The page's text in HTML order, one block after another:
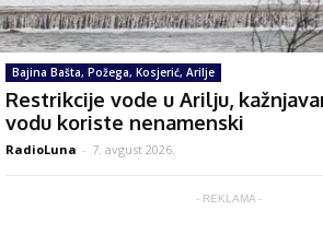
Bajina Bašta, Požega, Kosjerić, Arilje
Restrikcije vode u Arilju,
vodu koriste nenamenski
RadioLuna - 7. avgust 2026.
- REKLAMA -